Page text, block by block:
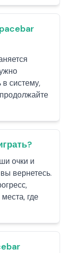
в систему,
очки и
вернетесь.
где